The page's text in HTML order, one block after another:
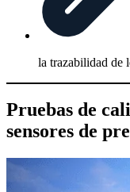
la trazabilidad de
Pruebas de
sensores de